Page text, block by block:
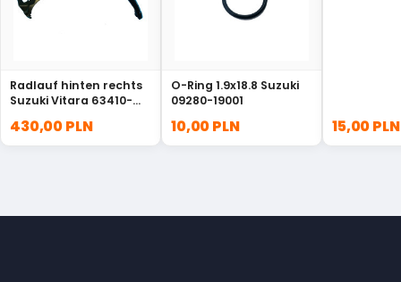
Radlauf hinten rechts
Suzuki Vitara 63410-
430,00 PLN
O-Ring 1.9x18.8 Suzuki
09280-19001
10,00 PLN 15,00 PLN